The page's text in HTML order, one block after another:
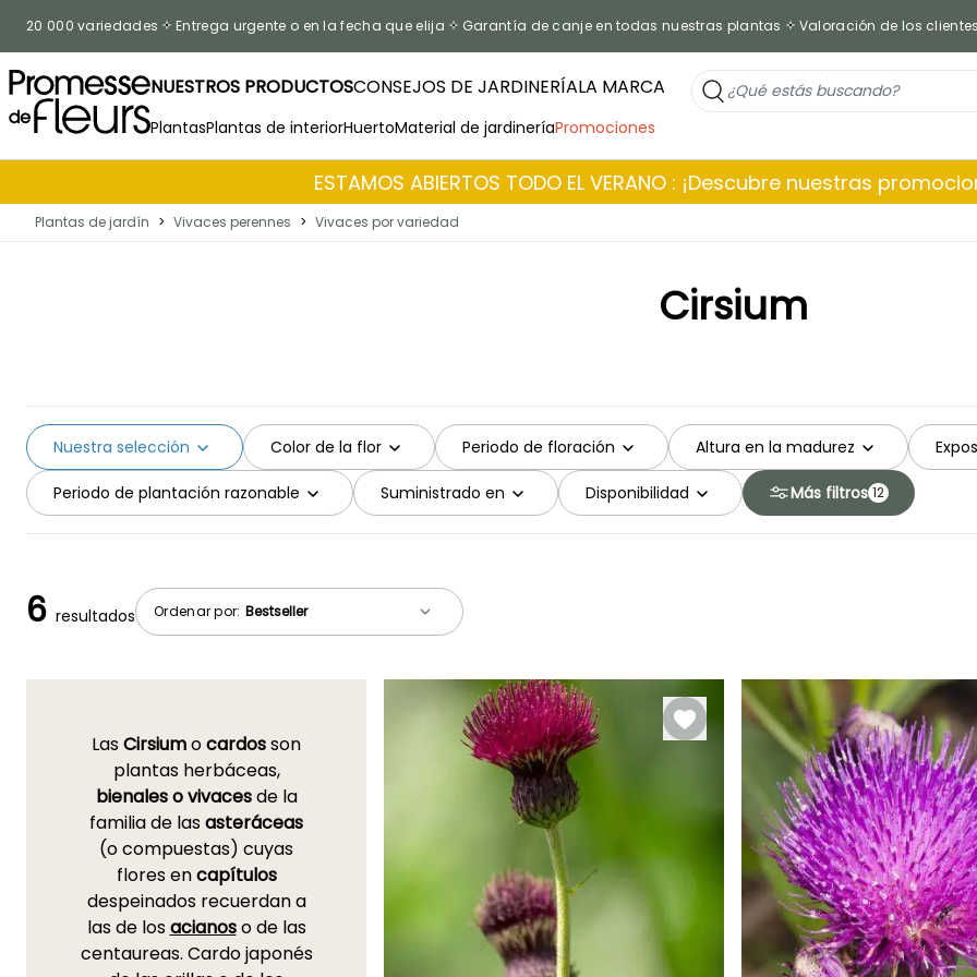
20 000 variedades Entrega urgente o en la fecha que elija Garantía de canje en todas nuestras plantas Valoración de los
NUESTROS PRODUCTOSCONSEJOS DE JARDINERÍALA MARCA
PlantasPlantas de interiorHuertoMaterial de jardineríaPromociones
ESTAMOS ABIERTOS TODO EL VERANO : ¡Descubre nuestras
Plantas de jardín > Vivaces perennes > Vivaces por variedad
Cirsium
Color de la flor Periodo de floración Altura en la madurez
Periodo de plantación razonable Suministrado en
Nuestra selección
Disponibilidad Más filtros 12
Ordenar por:
6 resultados
LasCirsiumocardosson
plantas herbáceas,
bienales o vivacesde la
familia de lasasteráceas
(o compuestas) cuyas
flores encapítulos
despeinados recuerdan a
las de losacianoso de las
centaureas. Cardo japonés